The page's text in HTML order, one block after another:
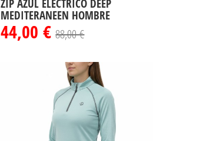
ZIP AZUL ELÉCTRICO DEEP
MEDITERANEEN HOMBRE
44,00 €88,00 €